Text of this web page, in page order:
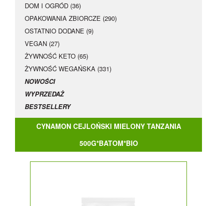
DOM I OGRÓD (36)
OPAKOWANIA ZBIORCZE (290)
OSTATNIO DODANE (9)
VEGAN (27)
ŻYWNOŚĆ KETO (65)
ŻYWNOŚĆ WEGAŃSKA (331)
NOWOŚCI
WYPRZEDAŻ
BESTSELLERY
CYNAMON CEJLOŃSKI MIELONY TANZANIA
500G*BATOM*BIO